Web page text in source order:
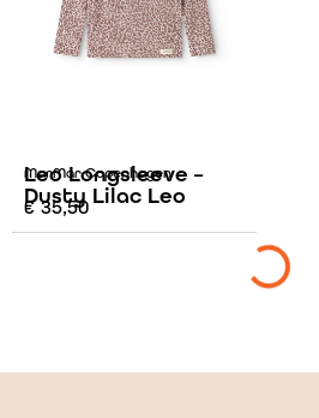
MarMar Copenhagen
Leo Longsleeve –
Dusty Lilac Leo
€35,50